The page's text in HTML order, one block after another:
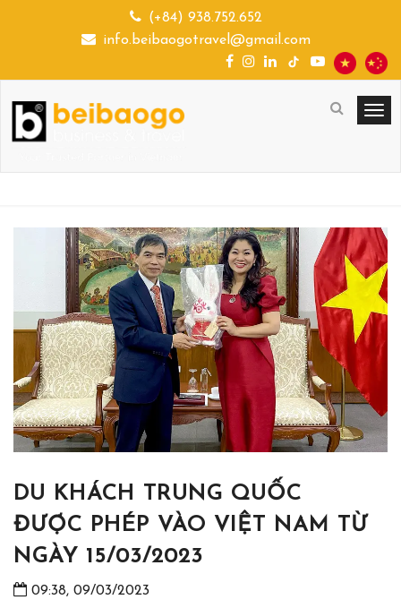
(+84) 938.752.652
info.beibaogotravel@gmail.com
DU KHÁCH TRUNG QUỐC
ĐƯỢC PHÉP VÀO VIỆT NAM TỪ
NGÀY 15/03/2023
09:38, 09/03/2023